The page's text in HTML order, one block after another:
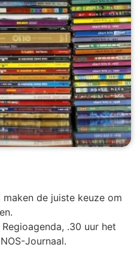
de juiste keuze om
.30 uur het
Journaal.